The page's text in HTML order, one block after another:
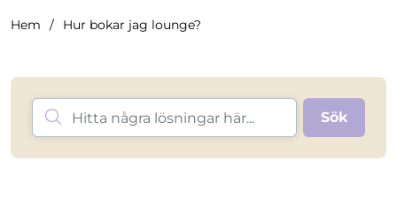
Hem Hur bokar jag lounge?